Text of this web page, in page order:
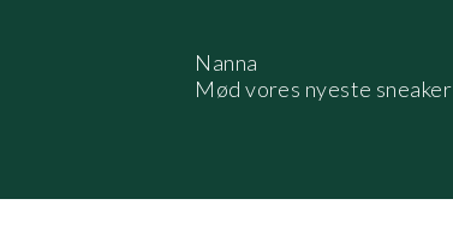
Nanna
Mød vores nyeste sneaker